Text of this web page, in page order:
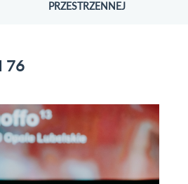
PRZESTRZENNEJ
OTWORZY SIĘ W NOWYM OKNIE
76